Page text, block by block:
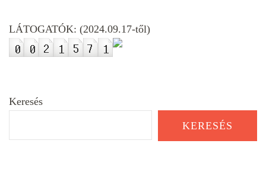
LÁTOGATÓK: (2024.09.17-től)
Keresés
KERESÉS